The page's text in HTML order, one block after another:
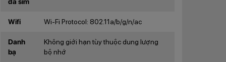
Wifi Wi-Fi Protocol: 802.11a/b/g/n/ac
Danh
bạ
Không giới hạn tùy thuộc dung lượng
bộ nhớ